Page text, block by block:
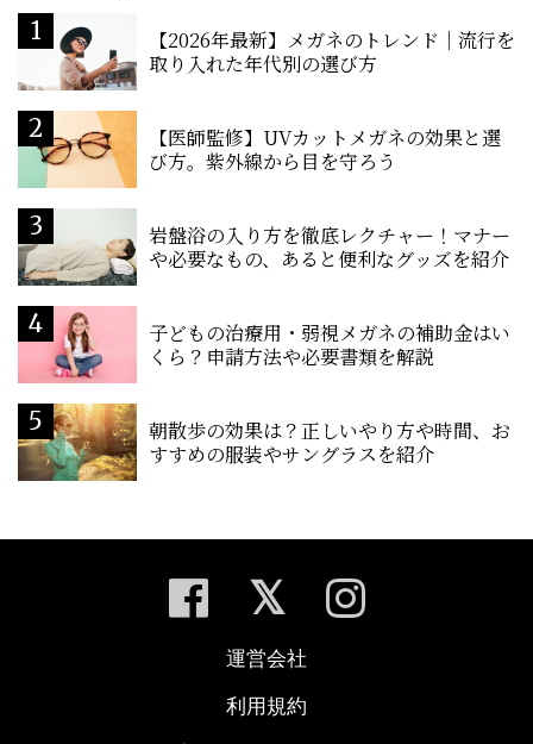
【2026年最新】メガネのトレンド｜流行を
取り入れた年代別の選び方
【医師監修】UVカットメガネの効果と選
び方。紫外線から目を守ろう
岩盤浴の入り方を徹底レクチャー！マナー
や必要なもの、あると便利なグッズを紹介
子どもの治療用・弱視メガネの補助金はい
くら？申請方法や必要書類を解説
朝散歩の効果は？正しいやり方や時間、お
すすめの服装やサングラスを紹介
運営会社
利用規約